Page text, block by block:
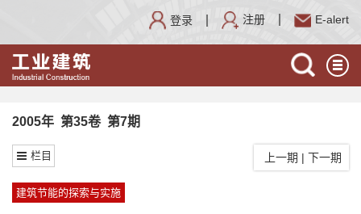
登录 注册 E-alert
2005年 第35卷 第7期
栏目 上一期 | 下一期
建筑节能的探索与实施